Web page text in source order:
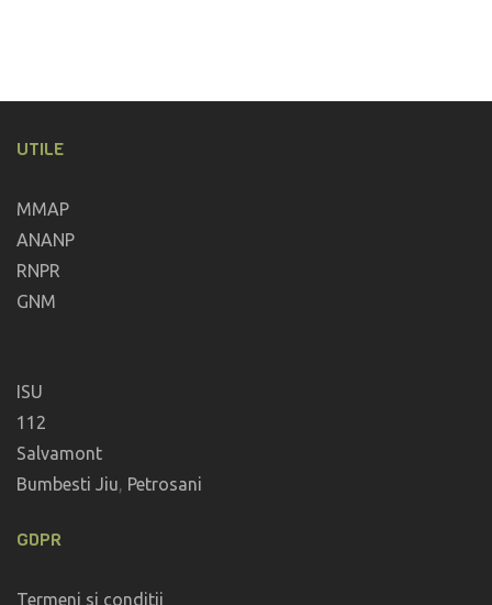
UTILE
MMAP
ANANP
RNPR
GNM
ISU
112
Salvamont
Bumbesti Jiu, Petrosani
GDPR
Termeni si conditii